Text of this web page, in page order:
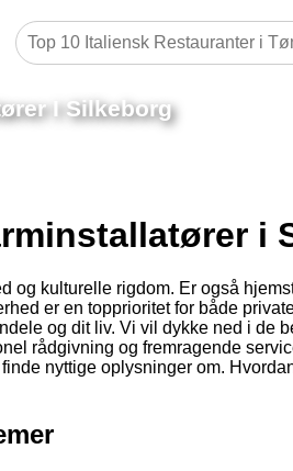
I Silkeborg
i
og kulturelle rigdom. Er også
er en topprioritet for både
og dit liv. Vi vil dykke ned i de
rådgivning og fremragende
nyttige oplysninger om.